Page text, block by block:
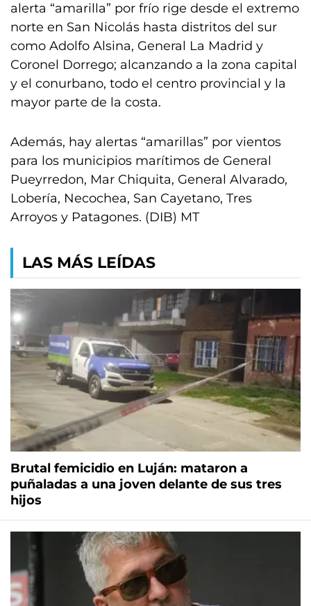
alerta “amarilla” por frío rige desde el extremo
norte en San Nicolás hasta distritos del sur
como Adolfo Alsina, General La Madrid y
Coronel Dorrego; alcanzando a la zona capital
y el conurbano, todo el centro provincial y la
mayor parte de la costa.
Además, hay alertas “amarillas” por vientos
para los municipios marítimos de General
Pueyrredon, Mar Chiquita, General Alvarado,
Lobería, Necochea, San Cayetano, Tres
Arroyos y Patagones. (DIB) MT
LAS MÁS LEÍDAS
Brutal femicidio en Luján: mataron a
puñaladas a una joven delante de sus tres
hijos